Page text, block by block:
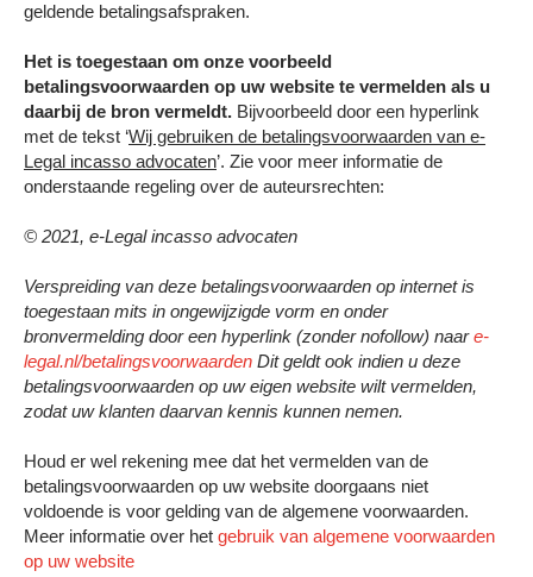
geldende betalingsafspraken.
Het is toegestaan om onze voorbeeld
betalingsvoorwaarden op uw website te vermelden als u
daarbij de bron vermeldt. Bijvoorbeeld door een hyperlink
met de tekst ‘Wij gebruiken de betalingsvoorwaarden van e-
Legal incasso advocaten’. Zie voor meer informatie de
onderstaande regeling over de auteursrechten:
© 2021, e-Legal incasso advocaten
Verspreiding van deze betalingsvoorwaarden op internet is
toegestaan mits in ongewijzigde vorm en onder
bronvermelding door een hyperlink (zonder nofollow) naare-
legal.nl/betalingsvoorwaarden Dit geldt ook indien u deze
betalingsvoorwaarden op uw eigen website wilt vermelden,
zodat uw klanten daarvan kennis kunnen nemen.
Houd er wel rekening mee dat het vermelden van de
betalingsvoorwaarden op uw website doorgaans niet
voldoende is voor gelding van de algemene voorwaarden.
Meer informatie over het gebruik van algemene voorwaarden
op uw website